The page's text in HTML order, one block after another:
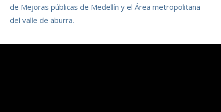
de Mejoras públicas de Medellín y el Área metropolitana
del valle de aburra.